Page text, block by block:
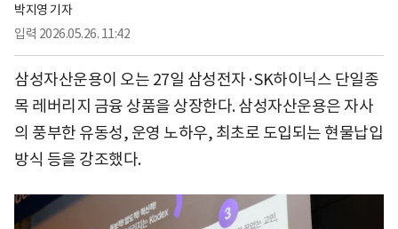
박지영 기자
입력 2026.05.26. 11:42
삼성자산운용이 오는 27일 삼성전자·SK하이닉스 단일종
목 레버리지 금융 상품을 상장한다. 삼성자산운용은 자사
의 풍부한 유동성, 운영 노하우, 최초로 도입되는 현물납입
방식 등을 강조했다.